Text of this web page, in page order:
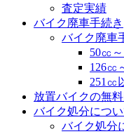
査定実績
バイク廃車手続き
バイク廃車
50㏄
126㏄
251㏄
放置バイクの無
バイク処分につ
バイク処分